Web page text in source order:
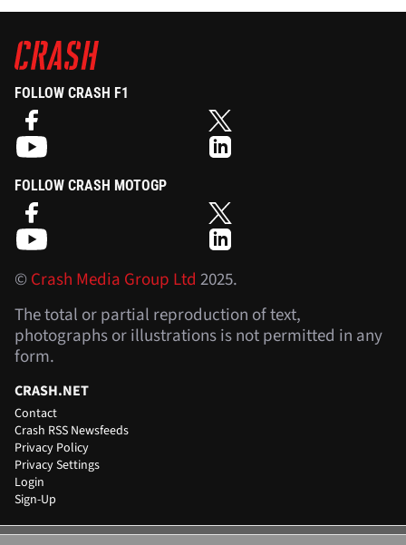
FOLLOW CRASH F1
FOLLOW CRASH MOTOGP
©Crash Media Group Ltd 2025.
The total or partial reproduction of text,
photographs or illustrations is not permitted in any
form.
CRASH.NET
Contact
Crash RSS Newsfeeds
Privacy Policy
Privacy Settings
Login
Sign-Up